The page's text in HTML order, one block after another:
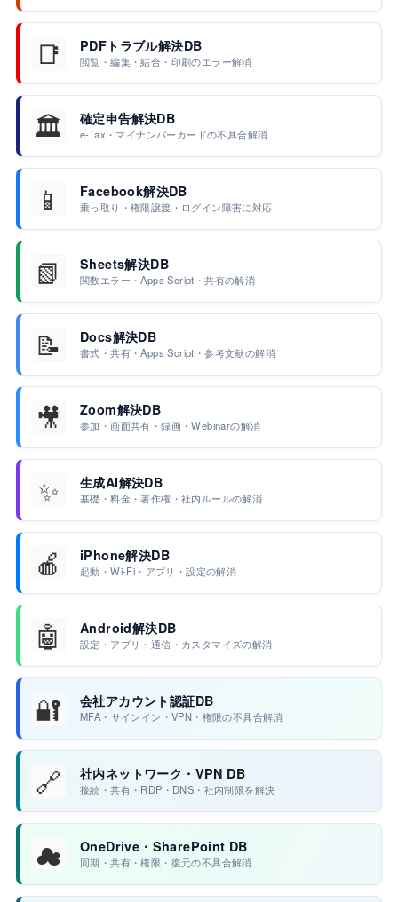
📑 PDFトラブル解決DB
閲覧・編集・結合・印刷のエラー解消
🏛️ 確定申告解決DB
e-Tax・マイナンバーカードの不具合解消
📱 Facebook解決DB
乗っ取り・権限譲渡・ログイン障害に対応
📗 Sheets解決DB
関数エラー・Apps Script・共有の解消
📝 Docs解決DB
書式・共有・Apps Script・参考文献の解消
🎥 Zoom解決DB
参加・画面共有・録画・Webinarの解消
✨ 生成AI解決DB
基礎・料金・著作権・社内ルールの解消
🍎 iPhone解決DB
起動・Wi-Fi・アプリ・設定の解消
🤖 Android解決DB
設定・アプリ・通信・カスタマイズの解消
🔐 会社アカウント認証DB
MFA・サインイン・VPN・権限の不具合解消
🔗 社内ネットワーク・VPN DB
接続・共有・RDP・DNS・社内制限を解決
☁ OneDrive・SharePoint DB
同期・共有・権限・復元の不具合解消